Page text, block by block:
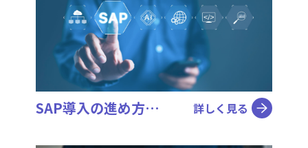
SAP導入の進め方… 詳しく見る